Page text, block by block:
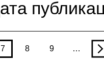
7 8 9 … n